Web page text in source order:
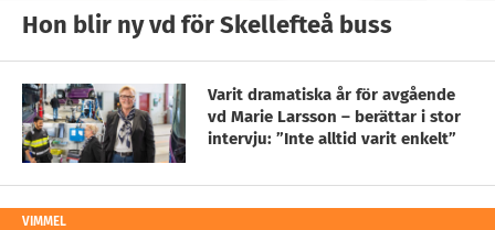
Hon blir ny vd för Skellefteå buss
Varit dramatiska år för avgående
vd Marie Larsson – berättar i stor
intervju: ”Inte alltid varit enkelt”
VIMMEL